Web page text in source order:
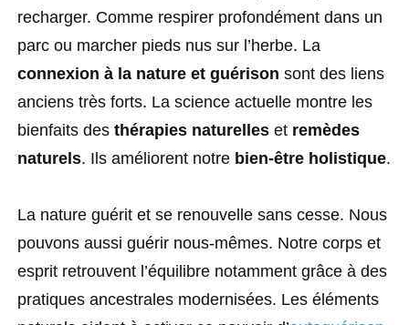
recharger. Comme respirer profondément dans un
parc ou marcher pieds nus sur l’herbe. La
connexion à la nature et guérison sont des liens
anciens très forts. La science actuelle montre les
bienfaits des thérapies naturelles et remèdes
naturels. Ils améliorent notre bien-être holistique.
La nature guérit et se renouvelle sans cesse. Nous
pouvons aussi guérir nous-mêmes. Notre corps et
esprit retrouvent l’équilibre notamment grâce à des
pratiques ancestrales modernisées. Les éléments